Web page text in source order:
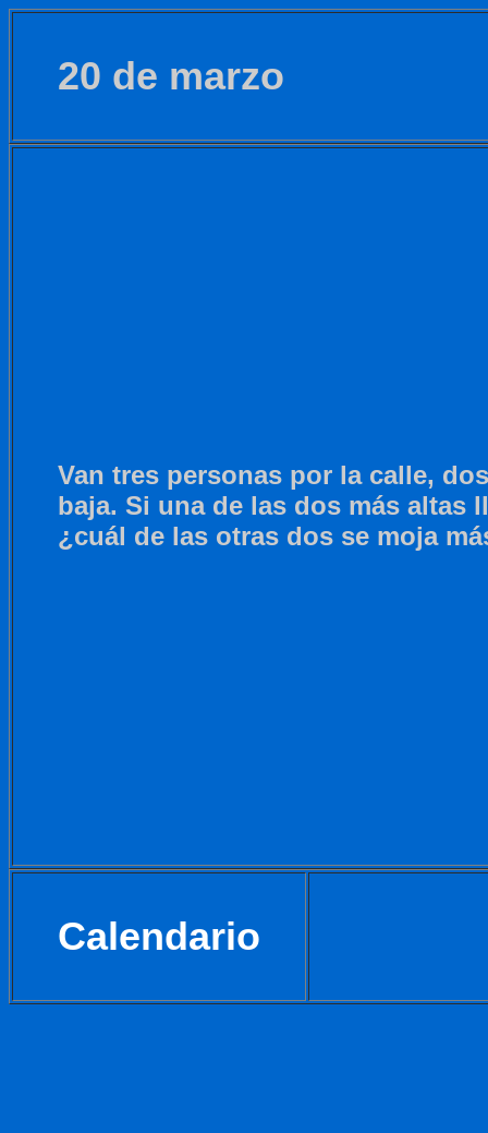
20 de marzo
Van tres personas por la calle,
baja. Si una de las dos más altas
¿cuál de las otras dos se moja
Calendario